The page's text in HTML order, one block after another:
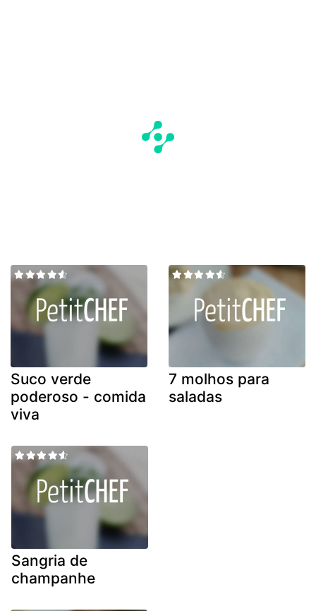
Suco verde
poderoso - comida
viva
7 molhos para
saladas
Sangria de
champanhe